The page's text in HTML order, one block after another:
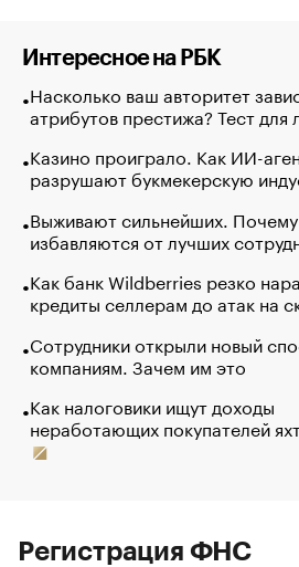
Интересное на РБК
Насколько ваш авторитет
атрибутов престижа? Тест для
Казино проиграло. Как ИИ-
разрушают букмекерскую
Выживают сильнейших.
избавляются от лучших
Как банк Wildberries резко
кредиты селлерам до атак на
Сотрудники открыли новый
компаниям. Зачем им это
Как налоговики ищут доходы
неработающих покупателей
Регистрация ФНС